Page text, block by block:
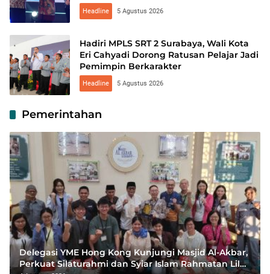
Headline 5 Agustus 2026
Hadiri MPLS SRT 2 Surabaya, Wali Kota
Eri Cahyadi Dorong Ratusan Pelajar Jadi
Pemimpin Berkarakter
Headline 5 Agustus 2026
Pemerintahan
Delegasi YME Hong Kong Kunjungi Masjid Al-Akbar,
Perkuat Silaturahmi dan Syiar Islam Rahmatan Lil